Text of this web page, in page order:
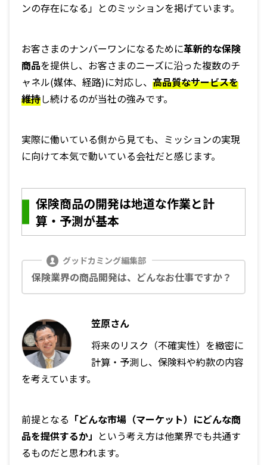
ンの存在になる」とのミッションを掲げています。
お客さまのナンバーワンになるために革新的な保険
商品を提供し、お客さまのニーズに沿った複数のチ
ャネル(媒体、経路)に対応し、 高品質なサービスを
維持し続けるのが当社の強みです。
実際に働いている側から見ても、ミッションの実現
に向けて本気で動いている会社だと感じます。
保険商品の開発は地道な作業と計
算・予測が基本
保険業界の商品開発は、どんなお仕事ですか？
笠原さん
将来のリスク（不確実性）を緻密に
計算・予測し、保険料や約款の内容
を考えています。
前提となる 「どんな市場（マーケット）にどんな商
品を提供するか」 という考え方は他業界でも共通す
るものだと思われます。